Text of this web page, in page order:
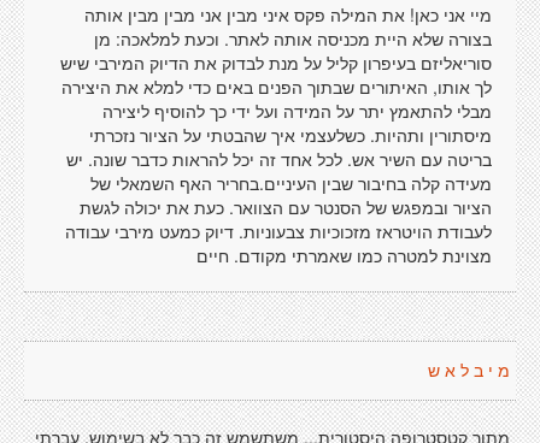
מיי אני כאן! את המילה פקס איני מבין אני מבין מבין אותה
בצורה שלא היית מכניסה אותה לאתר. וכעת למלאכה: מן
סוריאליזם בעיפרון קליל על מנת לבדוק את הדיוק המירבי שיש
לך אותו, האיתורים שבתוך הפנים באים כדי למלא את היצירה
מבלי להתאמץ יתר על המידה ועל ידי כך להוסיף ליצירה
מיסתורין ותהיות. כשלעצמי איך שהבטתי על הציור נזכרתי
בריטה עם השיר אש. לכל אחד זה יכל להראות כדבר שונה. יש
מעידה קלה בחיבור שבין העיניים.בחריר האף השמאלי של
הציור ובמפגש של הסנטר עם הצוואר. כעת את יכולה לגשת
לעבודת הויטראז מזכוכיות צבעוניות. דיוק כמעט מירבי עבודה
מצוינת למטרה כמו שאמרתי מקודם. חיים
מ י ב ל א ש
מתוך קטסטרופה היסטורית... משתשמש זה כבר לא בשימוש. עברתי